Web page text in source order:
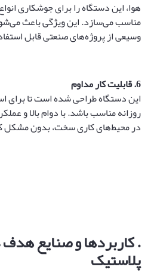
هوا، این دستگاه را برای جوشکاری
مناسب می‌سازد. این ویژگی باعث
وسیعی از پروژه‌های صنعتی قابل
6. قابلیت کار مداوم
این دستگاه طراحی شده است تا برای
روزانه مناسب باشد. با دوام بالا و
در محیط‌های کاری سخت، بدون مشکل
.کاربردها و صنایع
پلاستیک